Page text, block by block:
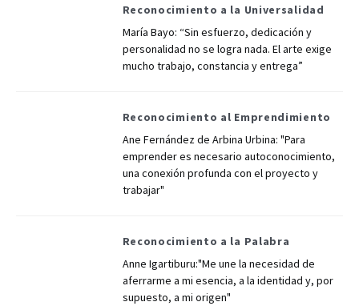
Reconocimiento a la Universalidad
María Bayo: “Sin esfuerzo, dedicación y
personalidad no se logra nada. El arte exige
mucho trabajo, constancia y entrega”
Reconocimiento al Emprendimiento
Ane Fernández de Arbina Urbina: "Para
emprender es necesario autoconocimiento,
una conexión profunda con el proyecto y
trabajar"
Reconocimiento a la Palabra
Anne Igartiburu:"Me une la necesidad de
aferrarme a mi esencia, a la identidad y, por
supuesto, a mi origen"